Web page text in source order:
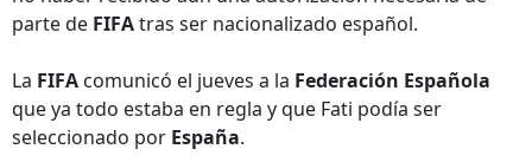
parte de FIFAtras ser nacionalizado español.
La FIFA comunicó el jueves a la Federación Española
que ya todo estaba en regla y que Fati podía ser
seleccionado por España.